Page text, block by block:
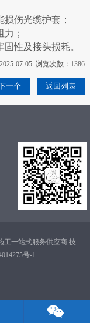
伤光缆护套‌；
；
性及接头损耗‌。
07-05 浏览次数：1386
一个 返回列表
工一站式服务供应商 技
号-1